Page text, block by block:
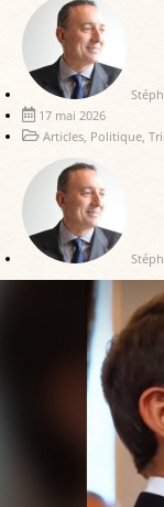
17 mai 2026
Articles, Politique,